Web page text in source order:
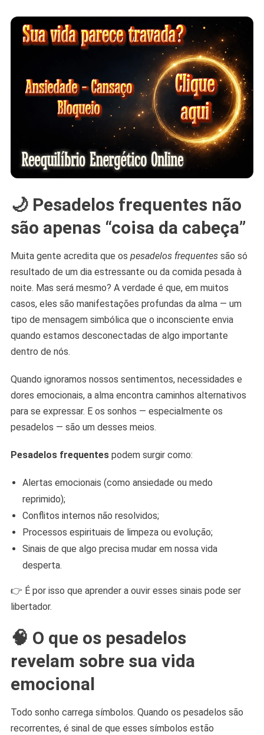
🌙 Pesadelos frequentes não
são apenas “coisa da cabeça”
Muita gente acredita que os pesadelos frequentessão só
resultado de um dia estressante ou da comida pesada à
noite. Mas será mesmo? A verdade é que, em muitos
casos, eles são manifestações profundas da alma — um
tipo de mensagem simbólica que o inconsciente envia
quando estamos desconectadas de algo importante
dentro de nós.
Quando ignoramos nossos sentimentos, necessidades e
dores emocionais, a alma encontra caminhos alternativos
para se expressar. E os sonhos — especialmente os
pesadelos — são um desses meios.
Pesadelos frequentespodem surgir como:
Alertas emocionais (como ansiedade ou medo
reprimido);
Conflitos internos não resolvidos;
Processos espirituais de limpeza ou evolução;
Sinais de que algo precisa mudar em nossa vida
desperta.
👉 É por isso que aprender a ouvir esses sinais pode ser
libertador.
🧠 O que os pesadelos
revelam sobre sua vida
emocional
Todo sonho carrega símbolos. Quando os pesadelos são
recorrentes, é sinal de que esses símbolos estão